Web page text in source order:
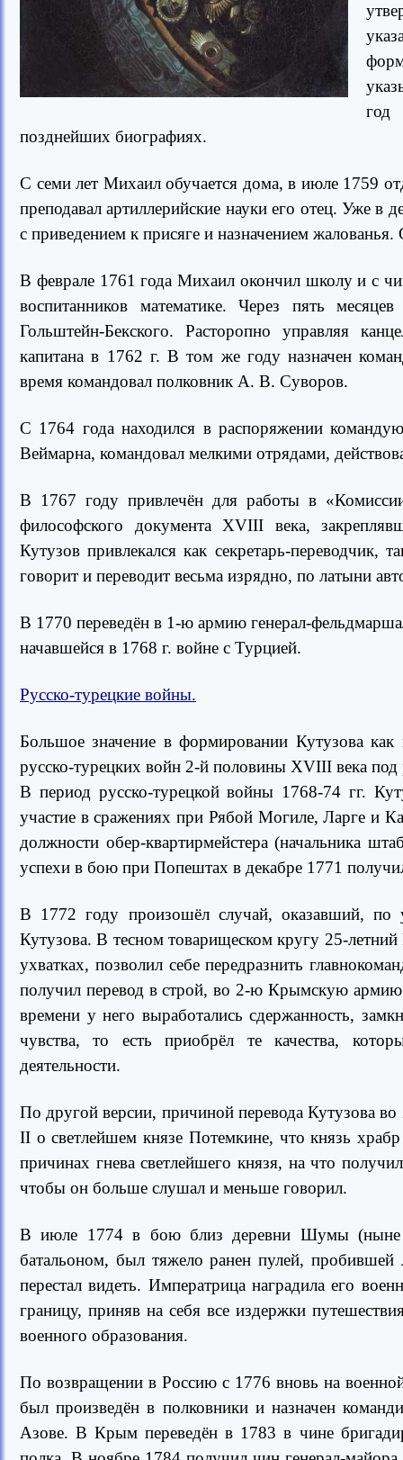
год
позднейших биографиях.
С семи лет Михаил обучается дома, в июле 1759
преподавал артиллерийские науки его отец. Уже в
с приведением к присяге и назначением
В феврале 1761 года Михаил окончил школу и с
воспитанников математике. Через пять месяцев
Гольштейн-Бекского. Расторопно управляя
капитана в 1762 г. В том же году назначен
время командовал полковник А. В. Суворов.
С 1764 года находился в распоряжении
Веймарна, командовал мелкими отрядами,
В 1767 году привлечён для работы в
философского документа XVIII века,
Кутузов привлекался как секретарь-переводчик,
говорит и переводит весьма изрядно, по латыни
В 1770 переведён в 1-ю армию генерал-
начавшейся в 1768 г. войне с Турцией.
Русско-турецкие войны.
Большое значение в формировании Кутузова
русско-турецких войн 2-й половины XVIII века
В период русско-турецкой войны 1768-74 гг.
участие в сражениях при Рябой Могиле, Ларге и
должности обер-квартирмейстера (начальника
успехи в бою при Попештах в декабре 1771
В 1772 году произошёл случай, оказавший, по
Кутузова. В тесном товарищеском кругу 25-
ухватках, позволил себе передразнить
получил перевод в строй, во 2-ю Крымскую армию
времени у него выработались сдержанность,
чувства, то есть приобрёл те качества,
деятельности.
По другой версии, причиной перевода Кутузова
II о светлейшем князе Потемкине, что князь
причинах гнева светлейшего князя, на что
чтобы он больше слушал и меньше говорил.
В июле 1774 в бою близ деревни Шумы (ныне
батальоном, был тяжело ранен пулей,
перестал видеть. Императрица наградила его
границу, приняв на себя все издержки
военного образования.
По возвращении в Россию с 1776 вновь на
был произведён в полковники и назначен
Азове. В Крым переведён в 1783 в чине